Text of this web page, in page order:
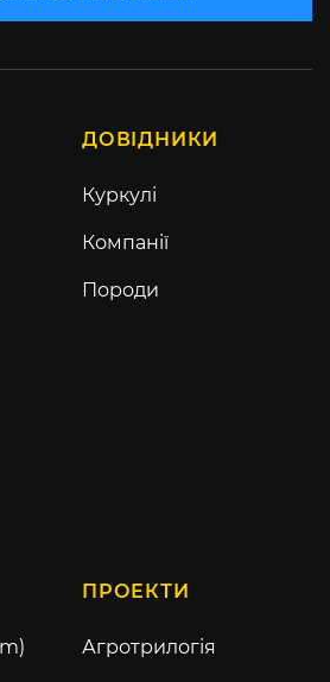
ДОВІДНИКИ
Куркулі
Компанії
Породи
ПРОЕКТИ
Агротрилогія